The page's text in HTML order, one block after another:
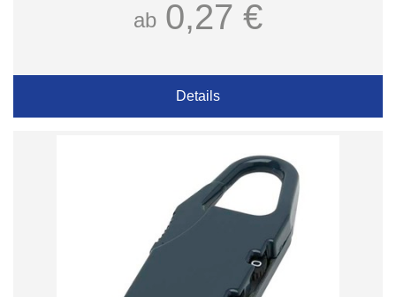
ab 0,27 €
Details